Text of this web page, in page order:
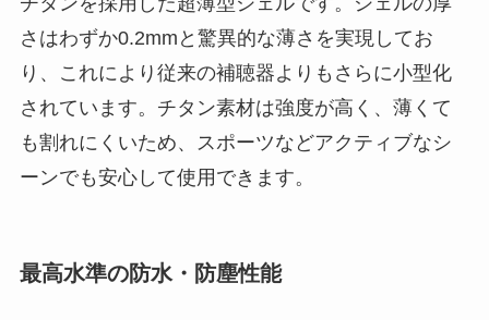
さはわずか0.2mmと驚異的な薄さを実現してお
り、これにより従来の補聴器よりもさらに小型化
されています。チタン素材は強度が高く、薄くて
も割れにくいため、スポーツなどアクティブなシ
ーンでも安心して使用できます。
最高水準の防水・防塵性能